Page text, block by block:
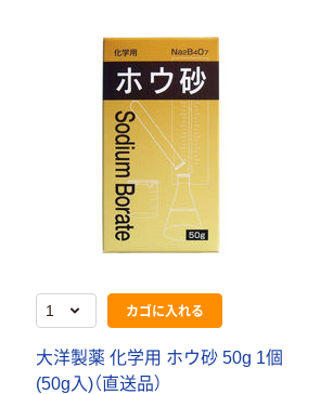
カゴに入れる
大洋製薬 化学用 ホウ砂 50g 1個
(50g入)（直送品）